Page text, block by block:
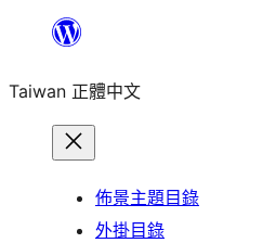
主
Taiwan 正體中文
佈景主題目錄
外掛目錄